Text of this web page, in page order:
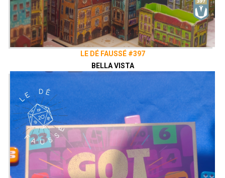
InstagramLe Dé Faussé
FacebookLe Dé Faussé
Envie de nous soutenir ? Vous pouvez,
si vous le souhaitez, grâce auPatreon
de notre collectif, le Vaisseau Hyper
patreon.com/vaisseauhypersensas
Découvrez également notre site
vaisseauhypersensas.fr
Rejoignez nous sur Discord!
https://discord.gg/uGxNp6n
LE DÉ FAUSSÉ #397
BELLA VISTA